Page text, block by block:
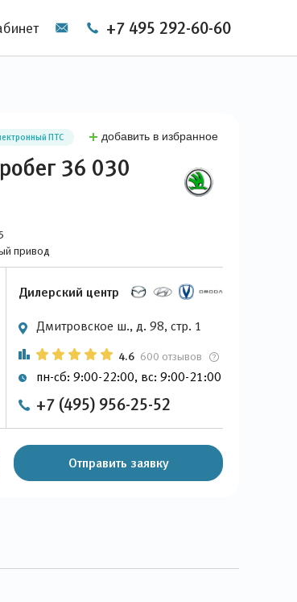
+7 495 292-60-60
ПТС добавить в избранное
36 030
привод
Дилерский центр
Дмитровское ш., д. 98, стр. 1
4.6 600 отзывов
пн-сб: 9:00-22:00, вс: 9:00-21:00
+7 (495) 956-25-52
Отправить заявку